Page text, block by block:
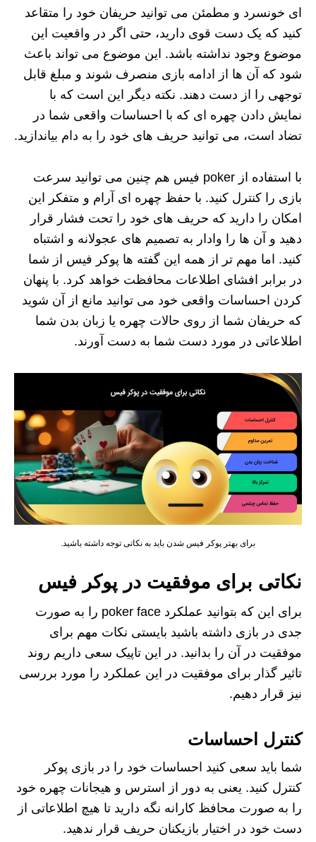
ای خونسرد و مطمئن می توانید حریفان خود را متقاعد
کنید که یک دست قوی دارید، حتی اگر در واقعیت این
موضوع وجود نداشته باشد. این موضوع می تواند باعث
شود که آن ها از ادامه بازی منصرف شوند و مبلغ قابل
توجهی را از دست دهند. نکته دیگر این است که با
نمایش دادن چهره ای که با احساسات واقعی شما در
تضاد است، می توانید حریف های خود را به دام بیاندازید.
با استفاده از poker فیس هم چنین می توانید سرعت
بازی را کنترل کنید. با حفظ چهره ای آرام و متفکر این
امکان را دارید که حریف های خود را تحت فشار قرار
دهید و آن ها را وادار به تصمیم های عجولانه و اشتباه
کنید. اما مهم تر از همه این گفته ها پوکر فیس از شما
در برابر افشای اطلاعات محافظت خواهد کرد. با پنهان
کردن احساسات واقعی خود می توانید مانع از آن شوید
که حریفان شما از روی حالات چهره یا زبان بدن شما
اطلاعاتی در مورد دست شما به دست آورند.
برای بهتر پوکر فیس شدن باید به نکاتی توجه داشته باشید.
نکاتی برای موفقیت در پوکر فیس
برای این که بتوانید عملکرد poker face را به صورت
جدی در بازی داشته باشید بایستی نکات مهم برای
موفقیت در آن را بدانید. در این تاپیک سعی داریم روند
تاثیر گذار برای موفقیت در این عملکرد را مورد بررسی
نیز قرار دهیم.
کنترل احساسات
شما باید سعی کنید احساسات خود را در بازی پوکر
کنترل کنید. یعنی به دور از استرس و هیجانات چهره خود
را به صورت محافظ کارانه نگه دارید تا هیچ اطلاعاتی از
دست خود در اختیار بازیکنان حریف قرار ندهید.